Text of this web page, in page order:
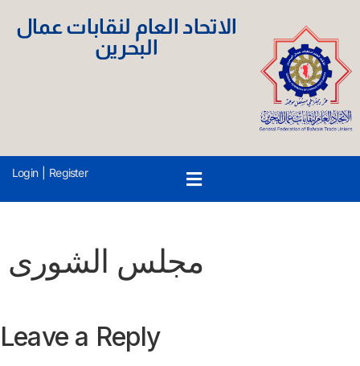
الاتحاد العام لنقابات عمال
البحرين
Login Register
مجلس الشورى
Leave a Reply